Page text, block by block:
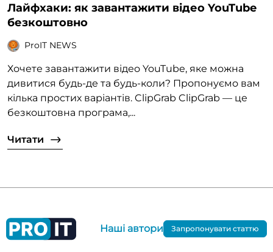
Лайфхаки: як завантажити відео YouTube
безкоштовно
ProIT NEWS
Хочете завантажити відео YouTube, яке можна
дивитися будь-де та будь-коли? Пропонуємо вам
кілька простих варіантів. ClipGrab ClipGrab — це
безкоштовна програма,...
Читати
Наші автори Запропонувати статтю